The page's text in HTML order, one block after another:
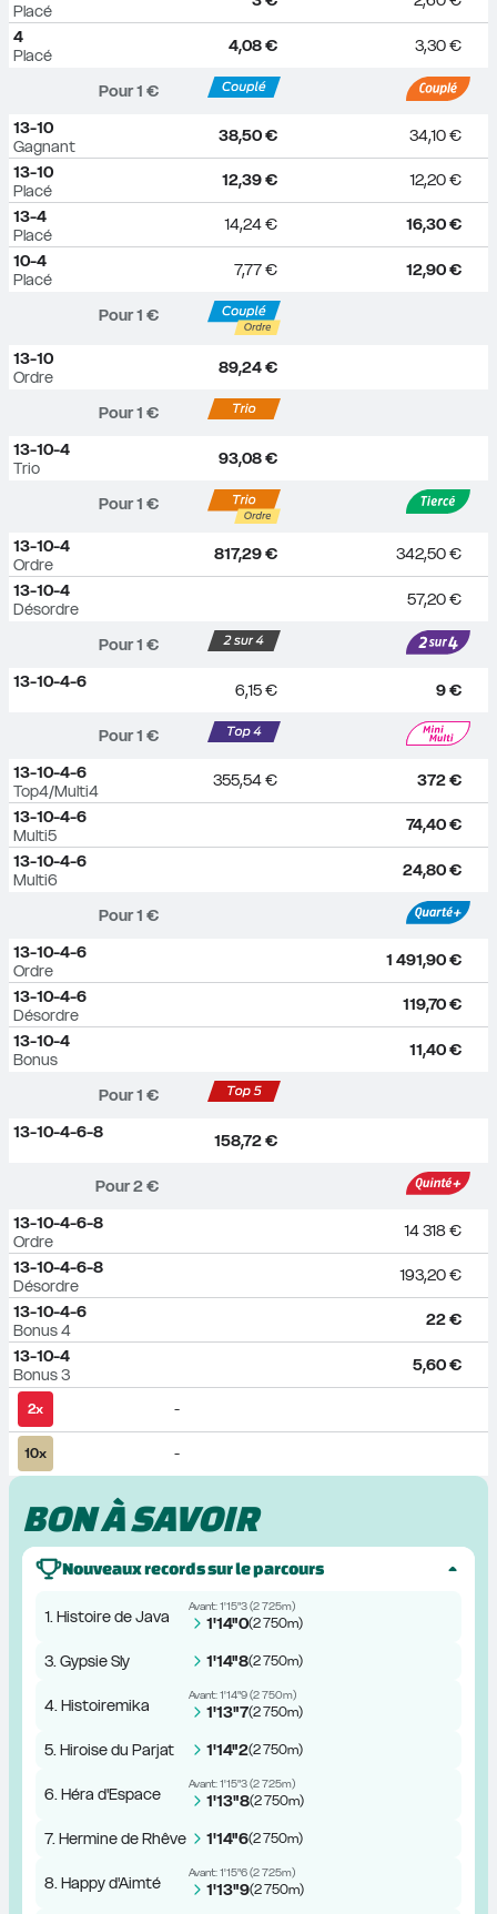
Placé
4
Placé
4,08 € 3,30 €
Pour 1 €
13-10
Gagnant
38,50 €
34,10 €
13-10
Placé
12,39 €
12,20 €
13-4
Placé
14,24 €
16,30 €
10-4
Placé
7,77 € 12,90 €
Pour 1 €
13-10
Ordre
89,24 €
Pour 1 €
13-10-4
Trio
93,08 €
Pour 1 €
13-10-4
Ordre
817,29 €
342,50 €
13-10-4
Désordre
57,20 €
Pour 1 €
13-10-4-6
6,15 € 9 €
Pour 1 €
13-10-4-6
Top4/Multi4
355,54 €
372 €
13-10-4-6
Multi5
74,40 €
13-10-4-6
Multi6
24,80 €
Pour 1 €
13-10-4-6
Ordre
1 491,90 €
13-10-4-6
Désordre
119,70 €
13-10-4
Bonus
11,40 €
Pour 1 €
13-10-4-6-8
158,72 €
Pour 2 €
13-10-4-6-8
Ordre
14 318 €
13-10-4-6-8
Désordre
193,20 €
13-10-4-6
Bonus 4
22 €
13-10-4
Bonus 3
5,60 €
2x -
10x -
BON À SAVOIR
Nouveaux records sur le parcours
1. Histoire de Java
Avant:1'15"3(2 725m)
1'14"0(2 750m)
3. Gypsie Sly 1'14"8(2 750m)
4. Histoiremika
Avant:1'14"9(2 750m)
1'13"7(2 750m)
5. Hiroise du Parjat 1'14"2(2 750m)
6. Héra d'Espace
Avant:1'15"3(2 725m)
1'13"8(2 750m)
7. Hermine de Rhêve 1'14"6(2 750m)
8. Happy d'Aimté
Avant:1'15"6(2 725m)
1'13"9(2 750m)